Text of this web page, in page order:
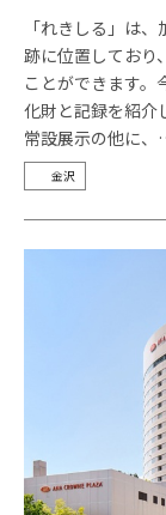
「れきしる」は
跡に位置しており
ことができます。
化財と記録を紹介
常設展示の他に
金沢